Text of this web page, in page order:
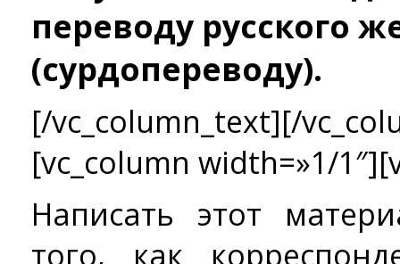
переводу русского
(сурдопереводу).
[/vc_column_text][/
[vc_column width=»1/
Написать этот
того, как